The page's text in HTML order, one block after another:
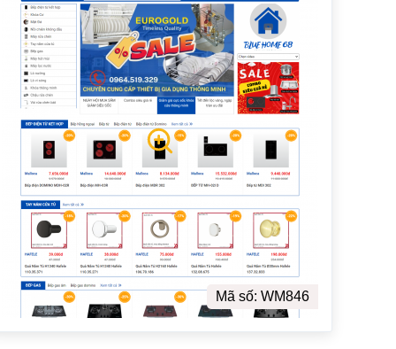
Mã số: WM846